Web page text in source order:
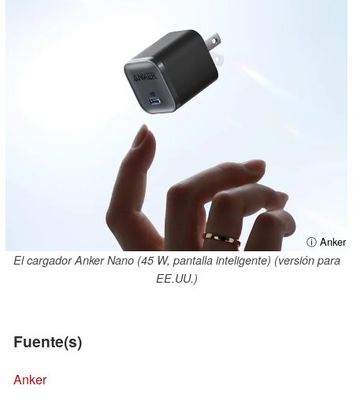
ⓘ Anker
El cargador Anker Nano (45 W, pantalla inteligente) (versión para
EE.UU.)
Fuente(s)
Anker